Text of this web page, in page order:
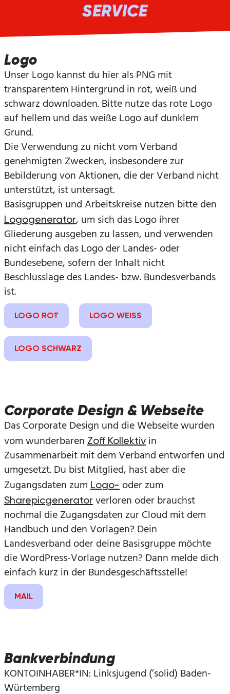
SERVICE
Logo
Unser Logo kannst du hier als PNG mit
transparentem Hintergrund in rot, weiß und
schwarz downloaden. Bitte nutze das rote Logo
auf hellem und das weiße Logo auf dunklem
Grund.
Die Verwendung zu nicht vom Verband
genehmigten Zwecken, insbesondere zur
Bebilderung von Aktionen, die der Verband nicht
unterstützt, ist untersagt.
Basisgruppen und Arbeitskreise nutzen bitte den
Logogenerator, um sich das Logo ihrer
Gliederung ausgeben zu lassen, und verwenden
nicht einfach das Logo der Landes- oder
Bundesebene, sofern der Inhalt nicht
Beschlusslage des Landes- bzw. Bundesverbands
ist.
LOGO ROT LOGO WEISS
LOGO SCHWARZ
Corporate Design & Webseite
Das Corporate Design und die Webseite wurden
vom wunderbaren Zoff Kollektiv in
Zusammenarbeit mit dem Verband entworfen und
umgesetzt. Du bist Mitglied, hast aber die
Zugangsdaten zum Logo- oder zum
Sharepicgenerator verloren oder brauchst
nochmal die Zugangsdaten zur Cloud mit dem
Handbuch und den Vorlagen? Dein
Landesverband oder deine Basisgruppe möchte
die WordPress-Vorlage nutzen? Dann melde dich
einfach kurz in der Bundesgeschäftsstelle!
MAIL
Bankverbindung
KONTOINHABER*IN: Linksjugend (’solid) Baden-
Würtemberg